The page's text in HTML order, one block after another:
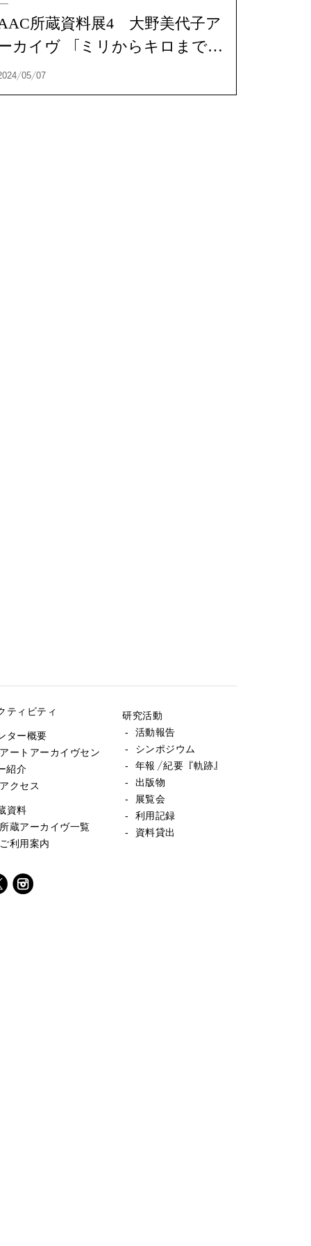
所蔵資料展4 大野美代子ア
カイヴ 「ミリからキロまで」
料展
ティビティ
ター概要
ートアーカイヴセン
紹介
クセス
資料
蔵アーカイヴ一覧
利用案内
研究活動
- 活動報告
- シンポジウム
- 年報／紀要『軌跡』
- 出版物
- 展覧会
- 利用記録
- 資料貸出